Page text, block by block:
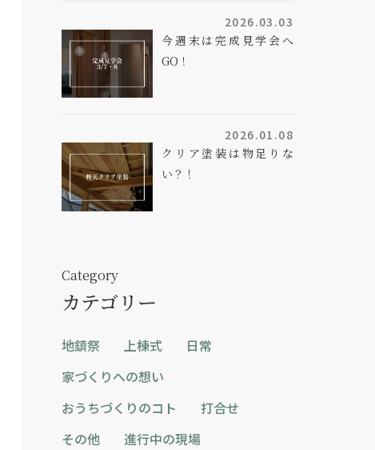
2026.03.03
今週末は完成見学会へ
GO！
2026.01.08
クリア塗装は物足りな
い？！
Category
カテゴリー
地鎮祭 上棟式
日常
家づくりへの想い
おうちづくりのコト
打合せ
その他
進行中の現場